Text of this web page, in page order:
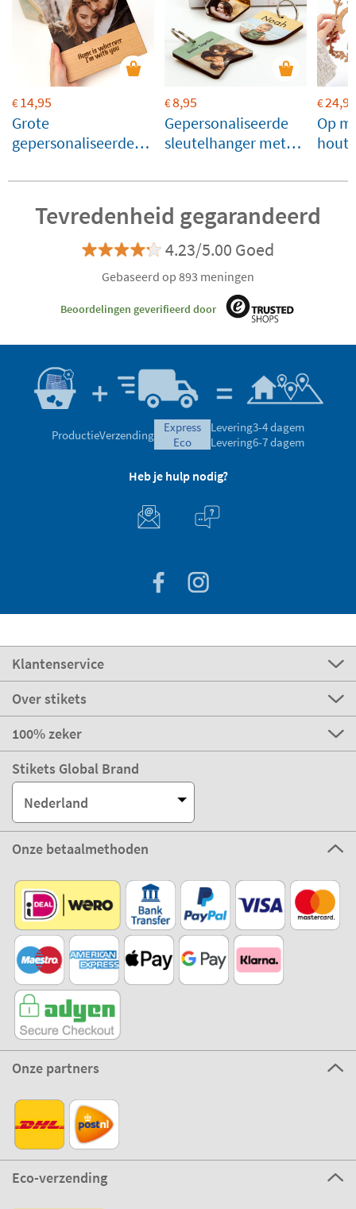
€ 14,95
Grote
gepersonaliseerde
€8,95
Gepersonaliseerde
sleutelhanger met
€24,95
Op
Tevredenheid gegarandeerd
4.23/5.00 Goed
Gebaseerd op 893 meningen
Beoordelingen geverifieerd door
ProductieVerzending
express
eco
Levering3-4 dagem
Levering6-7 dagem
Heb je hulp nodig?
Klantenservice
Over stikets
100% zeker
Stikets Global Brand
Nederland
Onze betaalmethoden
Onze partners
Eco-verzending